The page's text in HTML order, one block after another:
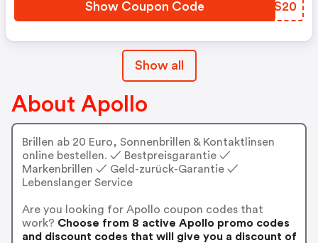
Show Coupon Code FYBS20
Show all
About Apollo
Brillen ab 20 Euro, Sonnenbrillen & Kontaktlinsen
online bestellen. ✓ Bestpreisgarantie ✓
Markenbrillen ✓ Geld-zurück-Garantie ✓
Lebenslanger Service
Are you looking for Apollo coupon codes that
work? Choose from 8 active Apollo promo codes
and discount codes that will give you a discount of